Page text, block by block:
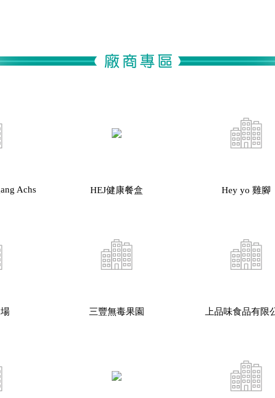
Achs HEJ健康餐盒 Hey yo 雞腳
三豐無毒果園 上品味食品有限